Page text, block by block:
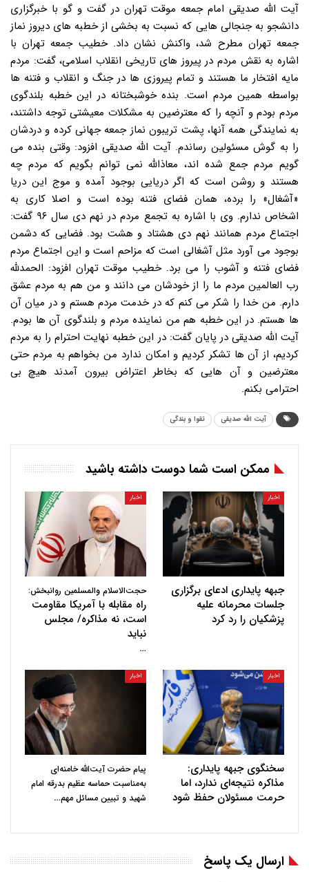
آیت الله صدیقی امام جمعه موقت تهران در گفت و گو با خبرگزاری
دانشجو به جنجالی هایی که نسبت به بخشی از خطبه های دیروز نماز
جمعه تهران مطرح شد، واکنش نشان داد. خطیب جمعه تهران با
اشاره به نقش مردم در پیروز های تاریخی انقلاب اسلامی، گفت: مردم
مایه افتخار ما هستند و تمام پیروزی ها در جنگ و انقلاب و فتنه ها
بواسطه همین مردم است. بنده خوشبختانه در این خطبه بلندگوی
مردم بودم و آنچه را که معترضین به مشکلات معیشتی توجه داشتند،
به نمایندگی همه آنها، پشت تریبون نماز جمعه جهانی کرده و دردشان
را به گوش مسئولین رساندم. آیت الله صدیقی افزود: وقتی بنده می
گویم مردم جمع شده اند، معاذالله نمی توانم بگویم که مردم چه
هستند و روشن است که اگر دریایی بوجود آمده و موج این دریا
«آشغال» را برده، همان فضای فتنه بوده است و اصلا کاری به
اشخاص ندارم. وی با اشاره به تجمع مردم در نهم دی سال ۹۶ گفت:
اجتماع مردم همانند نهم دی هشتاد و هشت بود. فضایی که دشمن
بوجود می آورد مثل آشغالی است که مزاحم است و این اجتماع مردم
فضای فتنه و آشوب را می برد. خطیب موقت تهران افزود: الحمدلله
رب العالمین مردم ما را از خودشان می دانند و من هم به مردم عشق
دارم. من خدا را شکر می کنم که در خدمت مردم هستم و در میان آن
ها هستم. در این خطبه هم من نماینده مردم و بلندگوی آن ها بودم.
آیت الله صدیقی در پایان گفت: در این خطبه نهایت احترام را به مردم
کردیم، از آن ها تشکر کردیم و امکان ندارد من بخواهم به مردم حتی
معترضین و آن هایی که بخاطر اعتراض بیرون آمدند هیچ بی
احترامی بکنم.
آیت الله صدیقی تقوا و بندگی
ممکن است شما دوست داشته باشید
اخبار
جبهه پایداری ادعای برگزاری
جلسات محرمانه علیه
پزشکیان را رد کرد
اخبار
حجت‌الاسلام والمسلمین روانبخش:
راه مقابله با آمریکا مقاومت
است، نه مذاکره/ مجلس
نباید
…
اخبار
سخنگوی جبهه پایداری:
مذاکره نتیجه‌ای ندارد، اما
حرمت مسئولان حفظ شود
اخبار
پیام حضرت آیت‌الله خامنه‌ای
به‌مناسبت حماسه عظیم بدرقه امام
شهید و تبیین مسائل مهم…
ارسال یک پاسخ